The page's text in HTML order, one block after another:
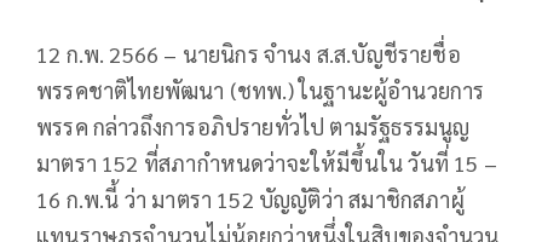
12 ก.พ. 2566 – นายนิกร จำนง ส.ส.บัญชีรายชื่อ
พรรคชาติไทยพัฒนา (ชทพ.) ในฐานะผู้อำนวยการ
พรรค กล่าวถึงการอภิปรายทั่วไป ตามรัฐธรรมนูญ
มาตรา 152 ที่สภากำหนดว่าจะให้มีขึ้นใน วันที่ 15 –
16 ก.พ.นี้ ว่า มาตรา 152 บัญญัติว่า สมาชิกสภาผู้
แทนราษฎรจํานวนไม่น้อยกว่าหนึ่งในสิบของจํานวน